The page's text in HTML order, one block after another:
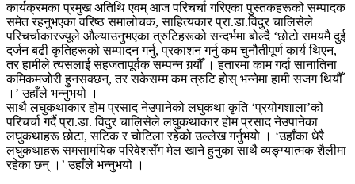
कार्यक्रमका प्रमुख अतिथि एवम् आज परिचर्चा गरिएका पुस्तकहरूको सम्पादक
समेत रहनुभएका वरिष्ठ समालोचक, साहित्यकार प्रा.डा.विदुर चालिसेले
परिचर्चाकारज्यूले औल्याउनुभएका त्रुटिहरूको सन्दर्भमा बोल्दै ‘छोटो समयमै दुई
दर्जन बढी कृतिहरूको सम्पादन गर्नु, प्रकाशन गर्नु कम चुनौतीपूर्ण कार्य थिएन,
तर हामीले त्यसलाई सहजतापूर्वक सम्पन्न गर्‍यौँ । हतारमा काम गर्दा सानातिना
कमिकमजोरी हुनसक्छन्, तर सकेसम्म कम त्रुटि होस् भन्नेमा हामी सजग थियौँ
।’ उहाँले भन्नुभयो ।
साथै लघुकथाकार होम प्रसाद नेउपानेको लघुकथा कृति ‘प्रयोगशाला’को
परिचर्चा गर्दै प्रा.डा. विदुर चालिसेले लघुकथाकार होम प्रसाद नेउपानेका
लघुकथाहरू छोटा, सटिक र चोटिला रहेको उल्लेख गर्नुभयो । ‘उहाँका धेरै
लघुकथाहरू समसामयिक परिवेशसँग मेल खाने हुनुका साथै व्यङ्ग्यात्मक शैलीमा
रहेका छन् ।’ उहाँले भन्नुभयो ।